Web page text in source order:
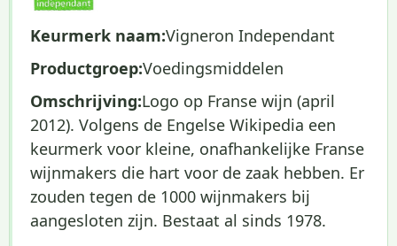
Keurmerk naam:Vigneron Independant
Productgroep:Voedingsmiddelen
Omschrijving:Logo op Franse wijn (april
2012). Volgens de Engelse Wikipedia een
keurmerk voor kleine, onafhankelijke Franse
wijnmakers die hart voor de zaak hebben. Er
zouden tegen de 1000 wijnmakers bij
aangesloten zijn. Bestaat al sinds 1978.